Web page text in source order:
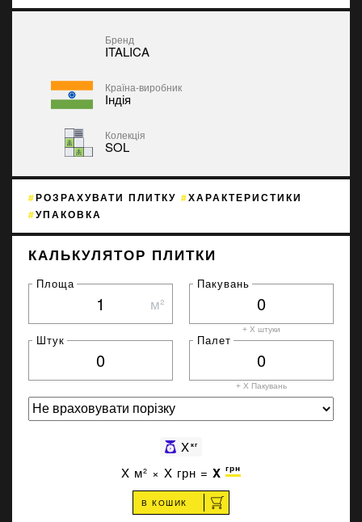
Бренд
ITALICA
Країна-виробник
Індія
Колекція
SOL
РОЗРАХУВАТИ ПЛИТКУ
ХАРАКТЕРИСТИКИ
УПАКОВКА
КАЛЬКУЛЯТОР ПЛИТКИ
Площа
м²
Пакувань
+ X штуки
Штук Палет
+ X Пакувань
Xкг
X м² × X грн = X грн
В КОШИК